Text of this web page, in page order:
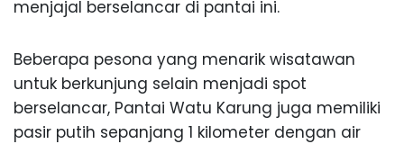
menjajal berselancar di pantai ini.
Beberapa pesona yang menarik wisatawan
untuk berkunjung selain menjadi spot
berselancar, Pantai Watu Karung juga memiliki
pasir putih sepanjang 1 kilometer dengan air